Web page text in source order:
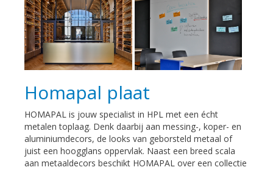
Homapal plaat
HOMAPAL is jouw specialist in HPL met een écht
metalen toplaag. Denk daarbij aan messing-, koper- en
aluminiumdecors, de looks van geborsteld metaal of
juist een hoogglans oppervlak. Naast een breed scala
aan metaaldecors beschikt HOMAPAL over een collectie